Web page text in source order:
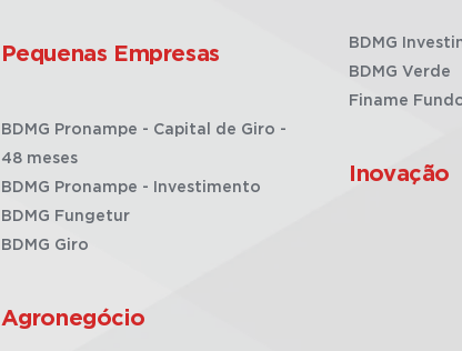
Pequenas Empresas
BDMG Pronampe - Capital de Giro -
48 meses
BDMG Pronampe - Investimento
BDMG Fungetur
BDMG Giro
Agronegócio
BDMG
BDMG Verde
Finame
Inovação